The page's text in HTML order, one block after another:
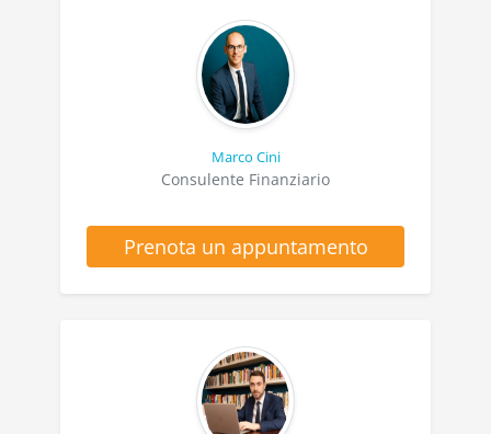
Marco Cini
Consulente Finanziario
Prenota un appuntamento